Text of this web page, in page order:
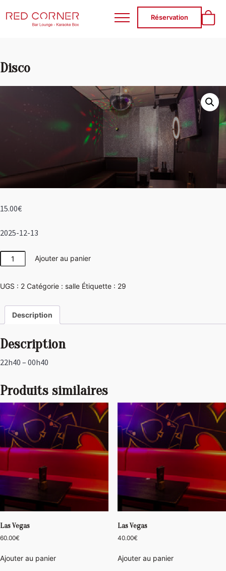
RED CORNER
Réservation
Disco
15.00€
2025-12-13
quantité
de
Ajouter au panier
UGS : 2 Catégorie : salle Étiquette : 29
Description
Description
22h40 – 00h40
Produits similaires
Las Vegas
60.00€
Ajouter au panier
Las Vegas
40.00€
Ajouter au panier